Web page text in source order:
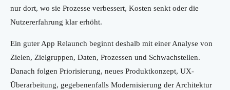
nur dort, wo sie Prozesse verbessert, Kosten senkt oder die
Nutzererfahrung klar erhöht.
Ein guter App Relaunch beginnt deshalb mit einer Analyse von
Zielen, Zielgruppen, Daten, Prozessen und Schwachstellen.
Danach folgen Priorisierung, neues Produktkonzept, UX-
Überarbeitung, gegebenenfalls Modernisierung der Architektur